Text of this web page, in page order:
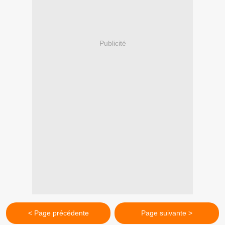
Publicité
< Page précédente Page suivante >